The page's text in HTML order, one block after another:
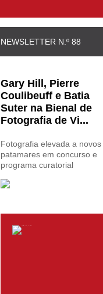
NEWSLETTER N.º 88
Gary Hill, Pierre
Coulibeuff e Batia
Suter na Bienal de
Fotografia de Vi...
Fotografia elevada a novos
patamares em concurso e
programa curatorial